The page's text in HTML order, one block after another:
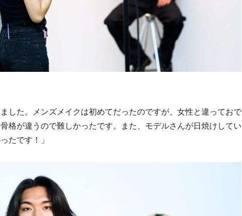
した。メンズメイクは初めてだったのですが、女性と違っておで
格が違うので難しかったです。また、モデルさんが日焼けしてい
たです！」